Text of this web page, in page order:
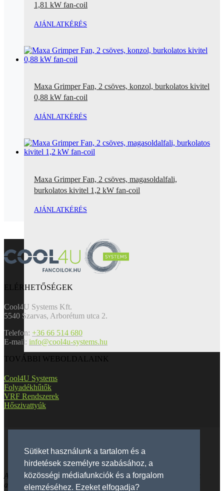
Sütiket használunk a tartalom és a
hirdetések személyre szabásához, a
közösségi médiafunkciók és a forgalom
elemzéséhez. Ezeket elfogadja?
1,81 kW fan-coil
AJÁNLATKÉRÉS
Maxa Grimper Fan, 2 csöves, konzol, burkolatos kivitel
0,88 kW fan-coil
AJÁNLATKÉRÉS
Maxa Grimper Fan, 2 csöves, magasoldalfali,
burkolatos kivitel 1,2 kW fan-coil
AJÁNLATKÉRÉS
ELÉRHETŐSÉGEK
Cool4U Systems Kft.
5540 Szarvas, Arborétum utca 2.
Telefon: +36 66 514 680
E-mail: info@cool4u-systems.hu
TOVÁBBI WEBOLDALAINK
Cool4U Systems
Folyadékhűtők
VRF Rendszerek
Hőszivattyúk
Facebook
Instagram
Az oldalon szereplő termékfotók illusztrációként szolgálnak, az
adatok tájékoztató jellegűek.